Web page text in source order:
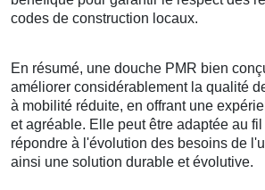
codes de construction locaux.
En résumé, une douche PMR bien
améliorer considérablement la qualité
à mobilité réduite, en offrant une
et agréable. Elle peut être adaptée au
répondre à l'évolution des besoins de
ainsi une solution durable et évolutive.